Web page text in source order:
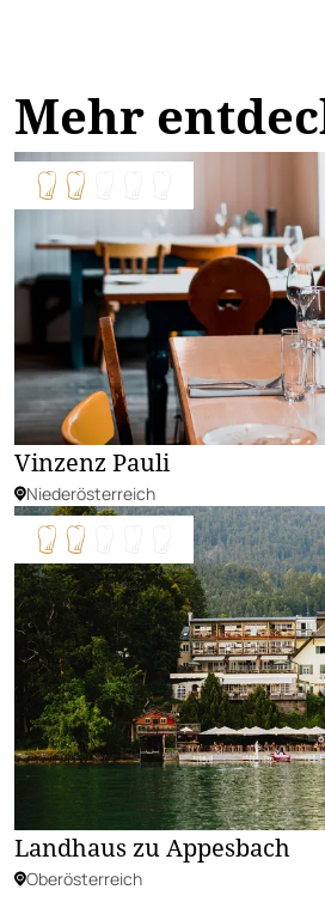
Mehr
Vinzenz Pauli
Niederösterreich
Landhaus zu Appesbach
Oberösterreich